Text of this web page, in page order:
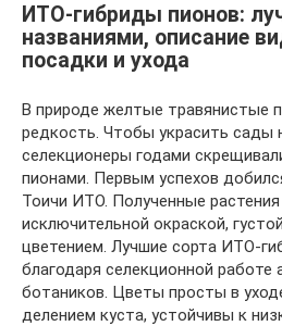
ИТО-гибриды пионов:
названиями, описание
посадки и ухода
В природе желтые травянистые
редкость. Чтобы украсить сады
селекционеры годами
пионами. Первым успехов
Тоичи ИТО. Полученные растения
исключительной окраской,
цветением. Лучшие сорта ИТО-
благодаря селекционной работе
ботаников. Цветы просты в
делением куста, устойчивы к